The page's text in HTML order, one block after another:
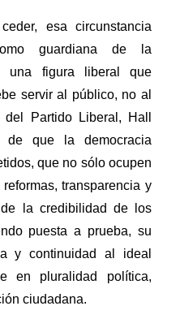
esa circunstancia
guardiana de la
una figura liberal que
servir al público, no al
Partido Liberal, Hall
de que la democracia
que no sólo ocupen
transparencia y
la credibilidad de los
puesta a prueba, su
y continuidad al ideal
en pluralidad política,
ciudadana.